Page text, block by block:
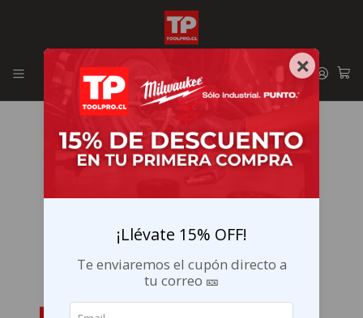
Envíos GRATIS en la RM por compras sobre $29.990
×
¡Llévate 15% OFF!
Te enviaremos el cupón directo a
tu correo 🎫